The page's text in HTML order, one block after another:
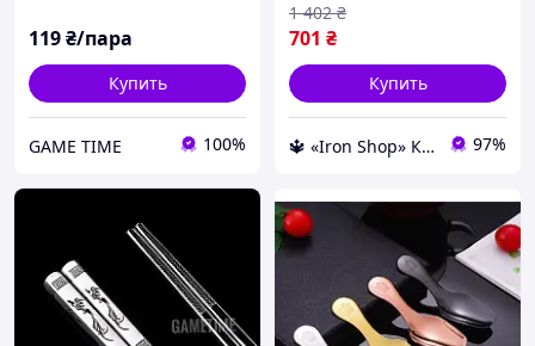
119₴/пара
Купить
GAME TIME 100%
701 ₴
1 402 ₴
Купить
🔱 «Iron Shop» Компетентность! Качество товара! Быстрая отправка! ✅ 97%